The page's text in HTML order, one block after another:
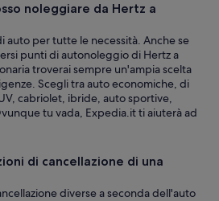
noleggiare da Hertz a
auto per tutte le necessità. Anche se
punti di autonoleggio di Hertz a
troverai sempre un'ampia scelta
Scegli tra auto economiche, di
cabriolet, ibride, auto sportive,
tu vada, Expedia.it ti aiuterà ad
di cancellazione di una
diverse a seconda dell'auto